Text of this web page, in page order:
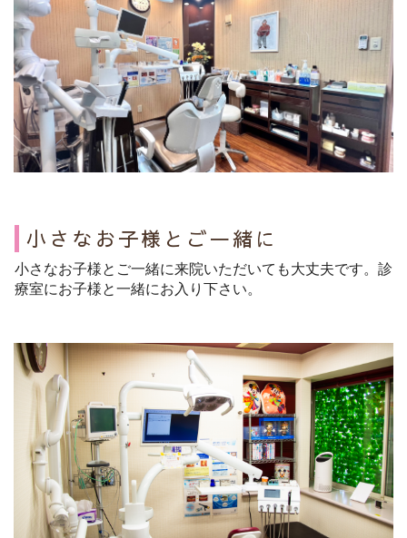
小さなお子様とご一緒に
小さなお子様とご一緒に来院いただいても大丈夫です。診
療室にお子様と一緒にお入り下さい。